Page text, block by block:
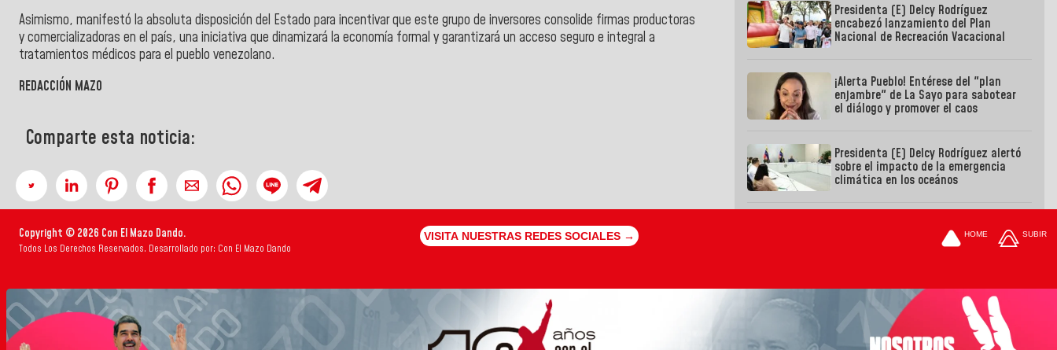
Asimismo, manifestó la absoluta disposición del Estado para incentivar que este grupo de inversores consolide firmas productoras
y comercializadoras en el país, una iniciativa que dinamizará la economía formal y garantizará un acceso seguro e integral a
tratamientos médicos para el pueblo venezolano.
REDACCIÓN MAZO
Comparte esta noticia:
Presidenta (E) Delcy Rodríguez
encabezó lanzamiento del Plan
Nacional de Recreación Vacacional
¡Alerta Pueblo! Entérese del "plan
enjambre" de La Sayo para sabotear
el diálogo y promover el caos
Presidenta (E) Delcy Rodríguez alertó
sobre el impacto de la emergencia
climática en los oceános
Copyright © 2026 Con El Mazo Dando.
Todos Los Derechos Reservados. Desarrollado por: Con El Mazo Dando
VISITA NUESTRAS REDES SOCIALES → HOME SUBIR